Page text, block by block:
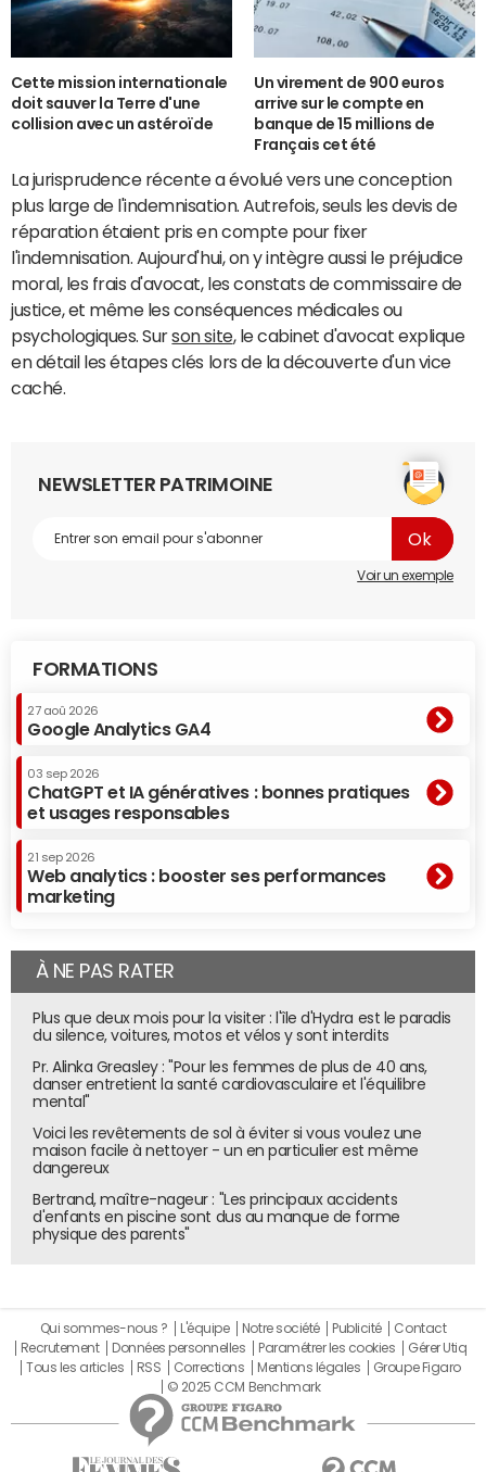
Cette mission internationale
doit sauver la Terre d'une
collision avec un astéroïde
Un virement de 900 euros
arrive sur le compte en
banque de 15 millions de
Français cet été
La jurisprudence récente a évolué vers une conception
plus large de l'indemnisation. Autrefois, seuls les devis de
réparation étaient pris en compte pour fixer
l'indemnisation. Aujourd'hui, on y intègre aussi le préjudice
moral, les frais d'avocat, les constats de commissaire de
justice, et même les conséquences médicales ou
psychologiques. Surson site, le cabinet d'avocat explique
en détail les étapes clés lors de la découverte d'un vice
caché.
NEWSLETTER PATRIMOINE
Voir un exemple
FORMATIONS
27 aoû 2026
Google Analytics GA4
03 sep 2026
ChatGPT et IA génératives : bonnes pratiques
et usages responsables
21 sep 2026
Web analytics : booster ses performances
marketing
À NE PAS RATER
Plus que deux mois pour la visiter : l'île d'Hydra est le paradis
du silence, voitures, motos et vélos y sont interdits
Pr. Alinka Greasley : "Pour les femmes de plus de 40 ans,
danser entretient la santé cardiovasculaire et l'équilibre
mental"
Voici les revêtements de sol à éviter si vous voulez une
maison facile à nettoyer - un en particulier est même
dangereux
Bertrand, maître-nageur : "Les principaux accidents
d'enfants en piscine sont dus au manque de forme
physique des parents"
Qui sommes-nous ? L'équipe Notre société Publicité
Contact
Recrutement
Données personnelles Paramétrer les cookies
Gérer Utiq
Tous les articles
RSS Corrections Mentions légales
Groupe Figaro
© 2025 CCM Benchmark